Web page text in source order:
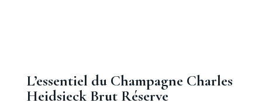
L’essentiel du Champagne Charles
Heidsieck Brut Réserve